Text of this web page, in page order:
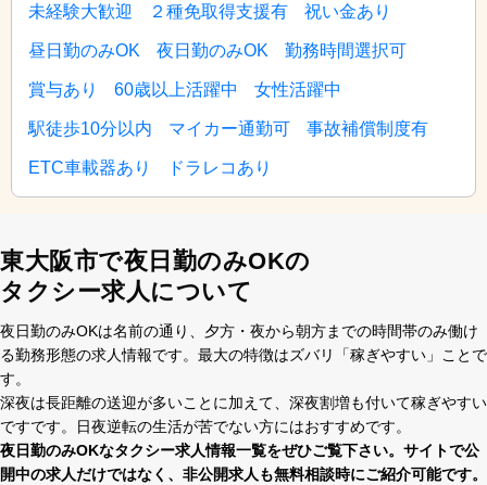
未経験大歓迎 ２種免取得支援有 祝い金あり
昼日勤のみOK 夜日勤のみOK 勤務時間選択可
賞与あり 60歳以上活躍中 女性活躍中
駅徒歩10分以内 マイカー通勤可 事故補償制度有
ETC車載器あり ドラレコあり
東大阪市で夜日勤のみOKの
タクシー求人について
夜⽇勤のみOKは名前の通り、⼣⽅・夜から朝⽅までの時間帯のみ働け
る勤務形態の求⼈情報です。最⼤の特徴はズバリ「稼ぎやすい」ことで
す。
深夜は⻑距離の送迎が多いことに加えて、深夜割増も付いて稼ぎやすい
ですです。⽇夜逆転の⽣活が苦でない⽅にはおすすめです。
夜⽇勤のみOKなタクシー求⼈情報⼀覧をぜひご覧下さい。サイトで公
開中の求⼈だけではなく、⾮公開求⼈も無料相談時にご紹介可能です。